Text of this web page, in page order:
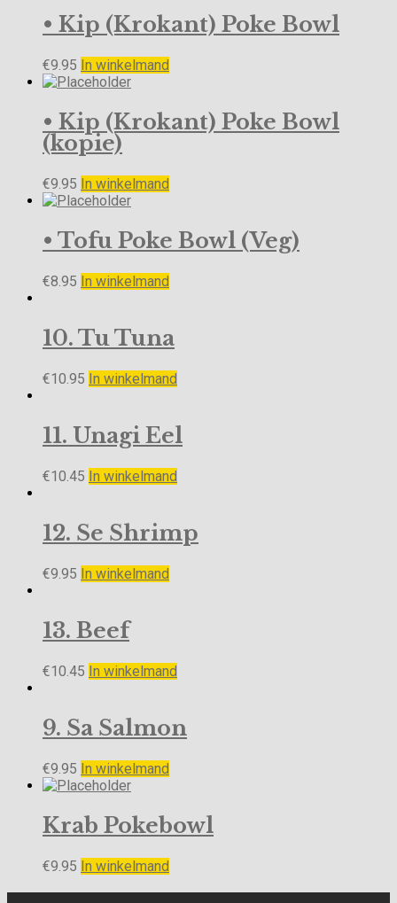
• Kip (Krokant) Poke Bowl
€9.95 In winkelmand
• Kip (Krokant) Poke Bowl
(kopie)
€9.95 In winkelmand
• Tofu Poke Bowl (Veg)
€8.95 In winkelmand
10. Tu Tuna
€10.95 In winkelmand
11. Unagi Eel
€10.45 In winkelmand
12. Se Shrimp
€9.95 In winkelmand
13. Beef
€10.45 In winkelmand
9. Sa Salmon
€9.95 In winkelmand
Krab Pokebowl
€9.95 In winkelmand